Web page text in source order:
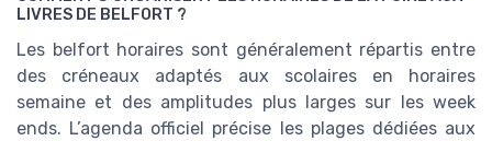
LIVRES DE BELFORT ?
Les belfort horaires sont généralement répartis entre
des créneaux adaptés aux scolaires en horaires
semaine et des amplitudes plus larges sur les week
ends. L’agenda officiel précise les plages dédiées aux